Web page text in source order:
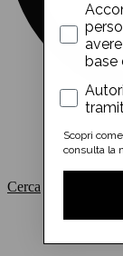
Cerca
base
Scopri
consulta la